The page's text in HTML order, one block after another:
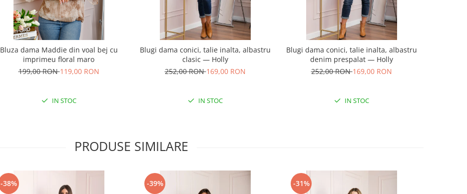
Bluza dama Maddie din voal bej cu
imprimeu floral maro
199,00 RON119,00 RON
IN STOC
Blugi dama conici, talie inalta, albastru
clasic — Holly
252,00 RON169,00 RON
IN STOC
Blugi dama conici, talie inalta, albastru
denim prespalat — Holly
252,00 RON169,00 RON
IN STOC
PRODUSE SIMILARE
-38% -39% -31%